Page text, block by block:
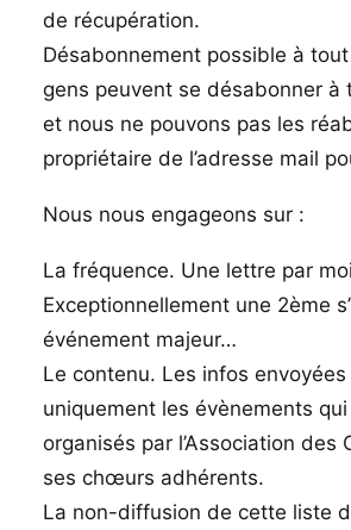
de récupération.
Désabonnement possible à
gens peuvent se désabonner à
et nous ne pouvons pas les
propriétaire de l’adresse mail
Nous nous engageons sur :
La fréquence. Une lettre par
Exceptionnellement une 2ème
événement majeur…
Le contenu. Les infos
uniquement les évènements
organisés par l’Association
ses chœurs adhérents.
La non-diffusion de cette liste